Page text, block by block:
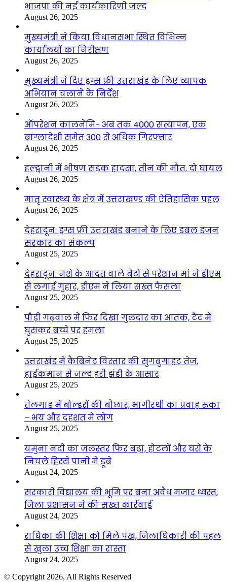
भाजपा की नई कार्यकारिणी जल्द
August 26, 2025
मुख्यमंत्री ने किया विधानसभा स्थित विभिन्न
कार्यालयों का निरीक्षण
August 26, 2025
मुख्यमंत्री ने दिए ड्रग्स फ्री उत्तराखंड के लिए व्यापक
अभियान चलाने के निर्देश
August 26, 2025
ऑपरेशन कालनेमि- अब तक 4000 सत्यापन, एक
बांग्लादेशी समेत 300 से अधिक गिरफ्तार
August 26, 2025
हल्द्वानी में भीषण सड़क हादसा, तीन की मौत, दो घायल
August 26, 2025
मातृ स्वास्थ्य के क्षेत्र में उत्तराखण्ड की ऐतिहासिक पहल
August 26, 2025
देहरादून: ड्रग्स फ्री उत्तराखंड बनाने के लिए डबल इंजन
सरकार का संकल्प
August 25, 2025
देहरादून: नशे के आदत वाले बेटों से परेशान मां ने डीएम
से लगाई गुहार, डीएम ने लिया सख्त फैसला
August 25, 2025
पौड़ी गढ़वाल में फिर दिखा गुलदार का आतंक, टैंट में
घुसकर बच्चे पर हमला
August 25, 2025
उत्तराखंड में कैबिनेट विस्तार की सुगबुगाहट तेज,
हाईकमान से जल्द हरी झंडी के आसार
August 25, 2025
तेलगाड में बोल्डरों की बौछार, भागीरथी का प्रवाह रुका
– भय और दहशत में लोग
August 25, 2025
यमुना नदी का जलस्तर फिर बढ़ा, होटलों और घरों के
निचले हिस्से पानी में डूबे
August 24, 2025
सरकारी विद्यालय की भूमि पर बना अवैध मजार ध्वस्त,
जिला प्रशासन ने की सख्त कार्रवाई
August 24, 2025
राधिका की शिक्षा को मिले पंख, जिलाधिकारी की पहल
से खुला उच्च शिक्षा का रास्ता
August 24, 2025
© Copyright 2026, All Rights Reserved